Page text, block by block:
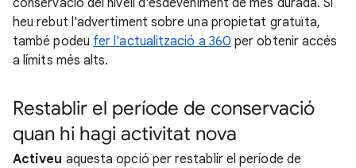
conservació del nivell d'esdeveniment de més durada. Si
heu rebut l'advertiment sobre una propietat gratuïta,
també podeu fer l'actualització a 360 per obtenir accés
a límits més alts.
Restablir el període de conservació
quan hi hagi activitat nova
Activeu aquesta opció per restablir el període de